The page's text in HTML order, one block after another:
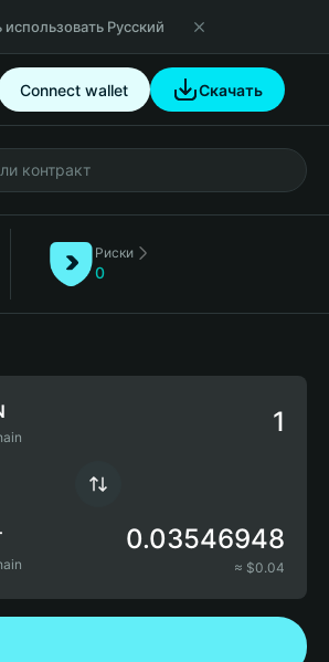
Русский
Connect wallet Скачать
Риски
0
0.03546948
≈ $0.04